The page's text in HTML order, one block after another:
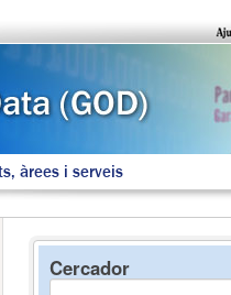
àrees i serveis
Cercador